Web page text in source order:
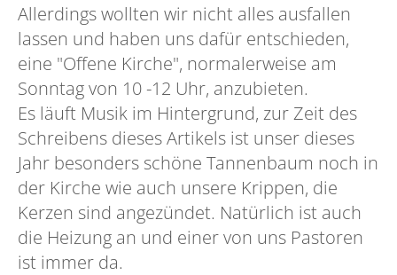
Allerdings wollten wir nicht alles ausfallen
lassen und haben uns dafür entschieden,
eine "Offene Kirche", normalerweise am
Sonntag von 10 -12 Uhr, anzubieten.
Es läuft Musik im Hintergrund, zur Zeit des
Schreibens dieses Artikels ist unser dieses
Jahr besonders schöne Tannenbaum noch in
der Kirche wie auch unsere Krippen, die
Kerzen sind angezündet. Natürlich ist auch
die Heizung an und einer von uns Pastoren
ist immer da.